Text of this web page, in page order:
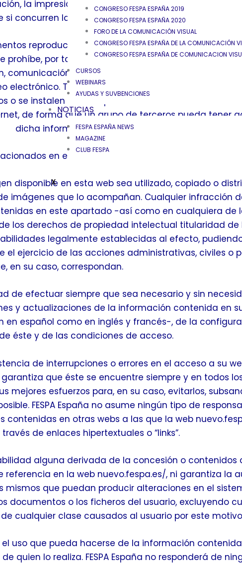
CONGRESO FESPA ESPAÑA 2019
CONGRESO FESPA ESPAÑA 2020
FORO DE LA COMUNICACIÓN VISUAL
CONGRESO FESPA ESPAÑA DE LA COMUNICACIÓN
CONGRESO FESPA ESPAÑA DE COMUNICACION
CURSOS
WEBINARS
AYUDAS Y SUVBENCIONES
NOTICIAS
FESPA ESPAÑA NEWS
MAGAZINE
CLUB FESPA
X
la impresión y descarga parcial del contenido sólo
si concurren las siguientes condiciones.
reproducidos sean destinados únicamente para
prohíbe, por tanto, expresamente su utilización con
comunicación pública, transformación o
electrónico. También se prohíbe que dichos
o se instalen en cualquier servidor conectado directa
de forma que un grupo de terceros pueda tener
dicha información.
en esta web sean modificados de manera
disponible en esta web sea utilizado, copiado o
imágenes que lo acompañan. Cualquier infracción
en este apartado -así como en cualquiera de
los derechos de propiedad intelectual titularidad de
legalmente establecidas al efecto,
ejercicio de las acciones administrativas, civiles o
en su caso, correspondan.
de efectuar siempre que sea necesario y sin
y actualizaciones de la información contenida en
en español como en inglés y francés-, de la
éste y de las condiciones de acceso.
de interrupciones o errores en el acceso a su
que éste se encuentre siempre y en todos
mejores esfuerzos para, en su caso, evitarlos,
FESPA España no asume ningún tipo de
contenidas en otras webs a las que la web
de enlaces hipertextuales o “links”.
alguna derivada de la concesión o contenidos
en la web nuevo.fespa.es/, ni garantiza la
mismos que puedan producir alteraciones en el
documentos o los ficheros del usuario, excluyendo
cualquier clase causados al usuario por este
uso que pueda hacerse de la información
quien lo realiza. FESPA España no responderá de